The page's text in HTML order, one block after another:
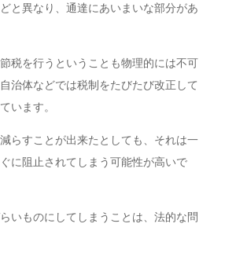
と異なり、通達にあいまいな部分があ
税を行うということも物理的には不可
治体などでは税制をたびたび改正して
います。
らすことが出来たとしても、それは一
に阻止されてしまう可能性が高いで
いものにしてしまうことは、法的な問